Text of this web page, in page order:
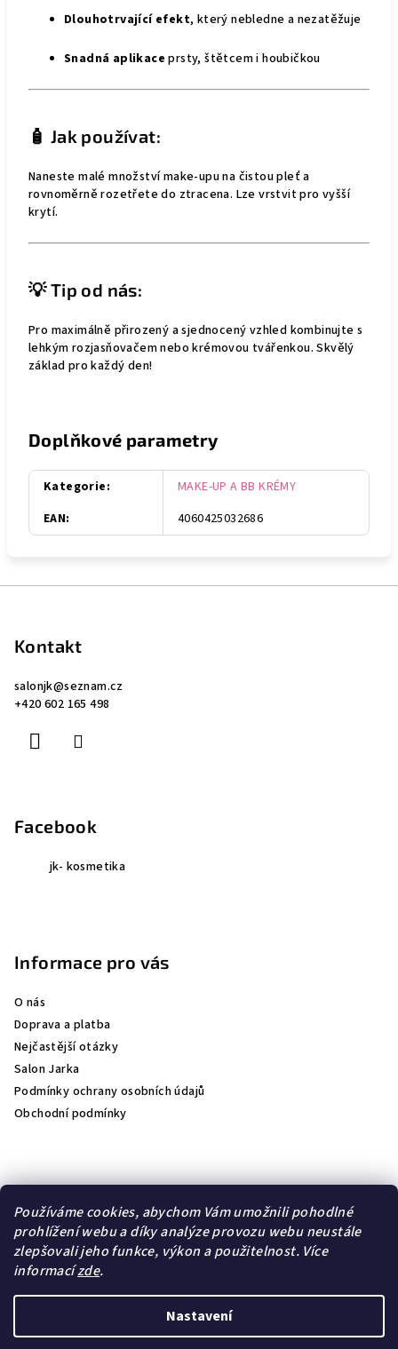
Používáme cookies, abychom Vám umožnili pohodlné
prohlížení webu a díky analýze provozu webu neustále
zlepšovali jeho funkce, výkon a použitelnost. Více
informacízde.
Nastavení
Dlouhotrvající efekt, který nebledne a nezatěžuje
Snadná aplikace prsty, štětcem i houbičkou
🧴 Jak používat:
Naneste malé množství make-upu na čistou pleť a
rovnoměrně rozetřete do ztracena. Lze vrstvit pro vyšší
krytí.
💡 Tip od nás:
Pro maximálně přirozený a sjednocený vzhled kombinujte s
lehkým rozjasňovačem nebo krémovou tvářenkou. Skvělý
základ pro každý den!
Doplňkové parametry
Kategorie:
MAKE-UP A BB KRÉMY
EAN: 4060425032686
Kontakt
salonjk@seznam.cz
+420 602 165 498
Facebook
jk- kosmetika
Informace pro vás
O nás
Doprava a platba
Nejčastější otázky
Salon Jarka
Podmínky ochrany osobních údajů
Obchodní podmínky